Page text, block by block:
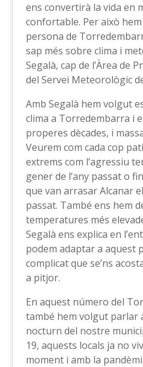
ens convertirà la vida en
confortable. Per això
persona de
sap més sobre clima i
Segalà, cap de l’Àrea de
del Servei Meteorològic
Amb Segalà hem volgut
clima a Torredembarra i
properes dècades, i
Veurem com cada cop
extrems com l’agressiu
gener de l’any passat o
que van arrasar Alcanar
passat. També ens hem
temperatures més
Segalà ens explica en
podem adaptar a aquest
complicat que se’ns
a pitjor.
En aquest número del
també hem volgut parlar
nocturn del nostre
19, aquests locals ja no
moment i amb la